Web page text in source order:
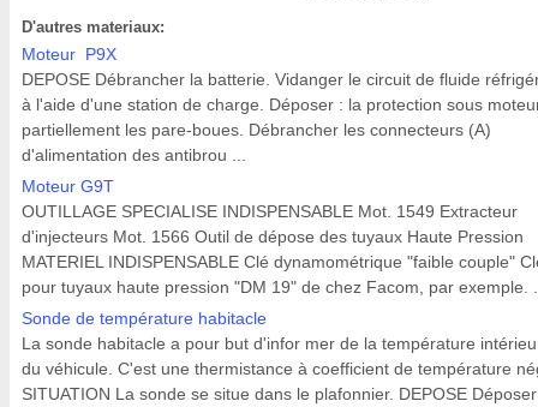
D'autres materiaux:
Moteur P9X
DEPOSE Débrancher la batterie. Vidanger le circuit de fluide
à l'aide d'une station de charge. Déposer : la protection sous
partiellement les pare-boues. Débrancher les connecteurs (A)
d'alimentation des antibrou ...
Moteur G9T
OUTILLAGE SPECIALISE INDISPENSABLE Mot. 1549 Extracteur
d'injecteurs Mot. 1566 Outil de dépose des tuyaux Haute Pression
MATERIEL INDISPENSABLE Clé dynamométrique "faible couple"
pour tuyaux haute pression "DM 19" de chez Facom, par exemple.
Sonde de température habitacle
La sonde habitacle a pour but d'infor mer de la température
du véhicule. C'est une thermistance à coefficient de température
SITUATION La sonde se situe dans le plafonnier. DEPOSE